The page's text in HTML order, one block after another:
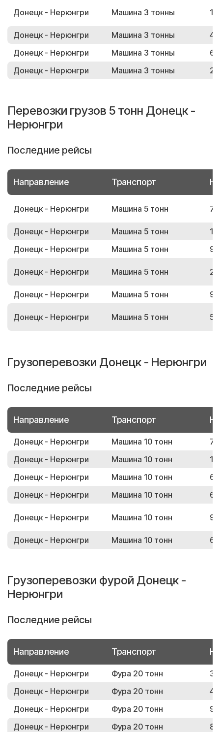
Донецк - Нерюнгри Машина 3 тонны
Донецк - Нерюнгри Машина 3 тонны
Донецк - Нерюнгри
Машина 3 тонны
Донецк - Нерюнгри
Машина 3 тонны
Перевозки грузов 5 тонн Донецк -
Нерюнгри
Последние рейсы
Направление Транспорт
Донецк - Нерюнгри Машина 5 тонн
Донецк - Нерюнгри Машина 5 тонн
Донецк - Нерюнгри
Машина 5 тонн
Донецк - Нерюнгри Машина 5 тонн
Донецк - Нерюнгри Машина 5 тонн
Донецк - Нерюнгри Машина 5 тонн
Грузоперевозки Донецк - Нерюнгри
Последние рейсы
Направление Транспорт
Донецк - Нерюнгри Машина 10 тонн
Донецк - Нерюнгри
Машина 10 тонн
Донецк - Нерюнгри
Машина 10 тонн
Донецк - Нерюнгри
Машина 10 тонн
Донецк - Нерюнгри Машина 10 тонн
Донецк - Нерюнгри Машина 10 тонн
Грузоперевозки фурой Донецк -
Нерюнгри
Последние рейсы
Направление Транспорт
Донецк - Нерюнгри Фура 20 тонн
Донецк - Нерюнгри
Фура 20 тонн
Донецк - Нерюнгри
Фура 20 тонн
Донецк - Нерюнгри
Фура 20 тонн